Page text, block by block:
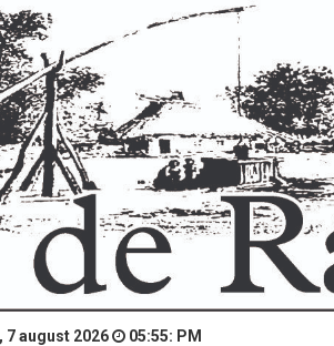
7 august 2026 05:55: PM